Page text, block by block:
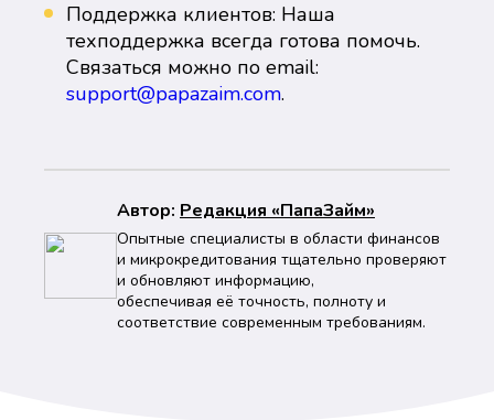
Поддержка клиентов: Наша
техподдержка всегда готова помочь.
Связаться можно по email:
support@papazaim.com.
Автор: Peдaкция «ПапаЗайм»
Опытные специалисты в области финансов
и микрокредитования тщательно проверяют
и обновляют информацию,
обеспечивая её точность, полноту и
соответствие современным требованиям.